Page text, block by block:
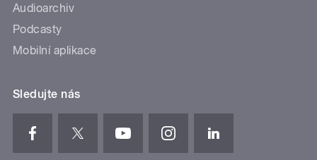
Audioarchiv
Podcasty
Mobilní aplikace
Sledujte nás